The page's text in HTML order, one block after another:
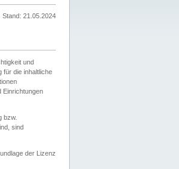
Stand: 21.05.2024
und
für die inhaltliche
Einrichtungen
bzw.
sind
der Lizenz